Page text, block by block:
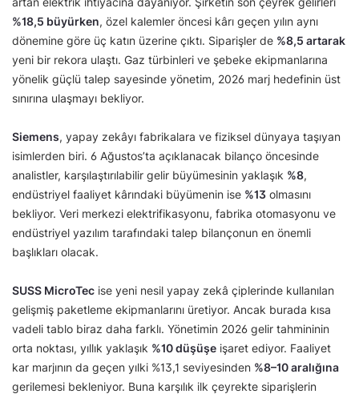
%18,5 büyürken, özel kalemler öncesi kârı geçen yılın aynı
dönemine göre üç katın üzerine çıktı. Siparişler de %8,5 artarak
yeni bir rekora ulaştı. Gaz türbinleri ve şebeke ekipmanlarına
yönelik güçlü talep sayesinde yönetim, 2026 marj hedefinin üst
sınırına ulaşmayı bekliyor.
Siemens, yapay zekâyı fabrikalara ve fiziksel dünyaya taşıyan
isimlerden biri. 6 Ağustos’ta açıklanacak bilanço öncesinde
analistler, karşılaştırılabilir gelir büyümesinin yaklaşık %8,
endüstriyel faaliyet kârındaki büyümenin ise %13 olmasını
bekliyor. Veri merkezi elektrifikasyonu, fabrika otomasyonu ve
endüstriyel yazılım tarafındaki talep bilançonun en önemli
başlıkları olacak.
SUSS MicroTec ise yeni nesil yapay zekâ çiplerinde kullanılan
gelişmiş paketleme ekipmanlarını üretiyor. Ancak burada kısa
vadeli tablo biraz daha farklı. Yönetimin 2026 gelir tahmininin
orta noktası, yıllık yaklaşık %10 düşüşe işaret ediyor. Faaliyet
kar marjının da geçen yılki %13,1 seviyesinden %8–10 aralığına
gerilemesi bekleniyor. Buna karşılık ilk çeyrekte siparişlerin